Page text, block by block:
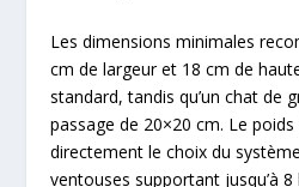
Les dimensions minimales
cm de largeur et 18 cm de
standard, tandis qu’un chat de
passage de 20×20 cm. Le poids
directement le choix du
ventouses supportant jusqu’à